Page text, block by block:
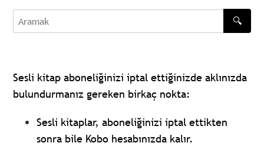
Aramak
🔍
Sesli kitap aboneliğinizi iptal ettiğinizde aklınızda
bulundurmanız gereken birkaç nokta:
Sesli kitaplar, aboneliğinizi iptal ettikten
sonra bile Kobo hesabınızda kalır.